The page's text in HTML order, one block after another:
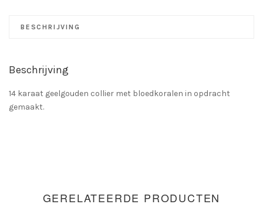
BESCHRIJVING
Beschrijving
14 karaat geelgouden collier met bloedkoralen in opdracht
gemaakt.
GERELATEERDE PRODUCTEN